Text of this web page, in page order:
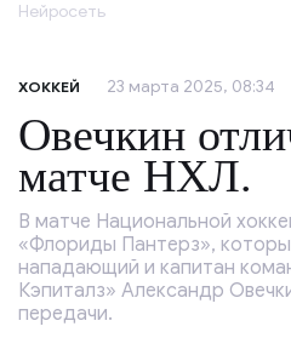
Нейросеть
ХОККЕЙ 23 марта 2025, 08:34
Овечкин
матче НХЛ.
В матче Национальной
«Флориды Пантерз»,
нападающий и капитан
Кэпиталз» Александр
передачи.